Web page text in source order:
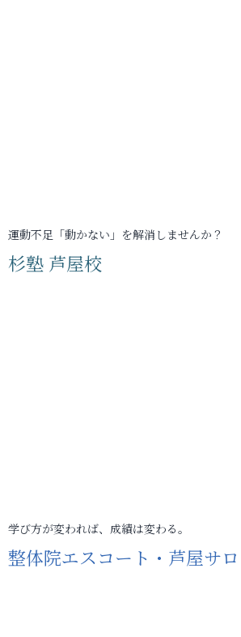
運動不足「動かない」を解消しませんか？
杉塾 芦屋校
学び方が変われば、成績は変わる。
整体院エスコート・芦屋サ